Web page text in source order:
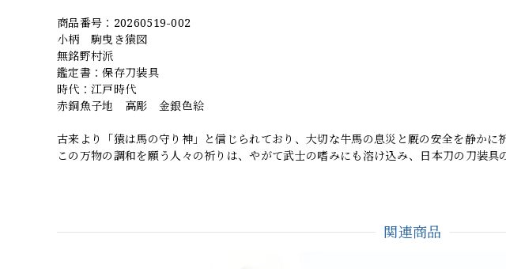
商品番号：20260519-002
小柄 駒曳き猿図
無銘野村派
鑑定書：保存刀装具
時代：江戸時代
赤銅魚子地 高彫 金銀色絵
古来より「猿は馬の守り神」と信じられており、大切な牛馬の息災と厩の安全を静かに
この万物の調和を願う人々の祈りは、やがて武士の嗜みにも溶け込み、日本刀の刀装具
関連商品